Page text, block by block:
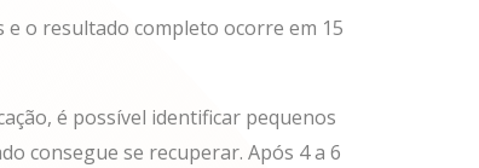
e o resultado completo ocorre em 15
é possível identificar pequenos
consegue se recuperar. Após 4 a 6